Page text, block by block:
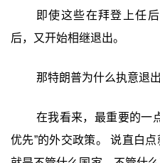
即使这些在拜登上任
后，又开始相继退出。
那特朗普为什么执意退
在我看来，最重要的一
优先”的外交政策。 说直白